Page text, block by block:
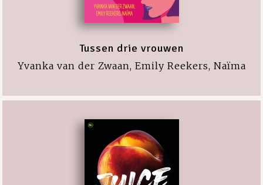
Tussen drie vrouwen
Yvanka van der Zwaan, Emily Reekers, Naïma